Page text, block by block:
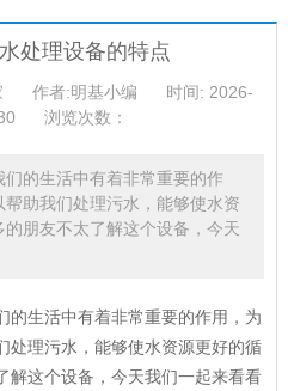
处理设备的特点
作者:明基小编
时间: 2026-
浏览次数：
的生活中有着非常重要的作
助我们处理污水，能够使水资
朋友不太了解这个设备，今天
的生活中有着非常重要的作用，为
处理污水，能够使水资源更好的循
解这个设备，今天我们一起来看看